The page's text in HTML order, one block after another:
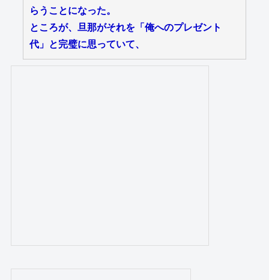
らうことになった。
ところが、旦那がそれを「俺へのプレゼント
代」と完璧に思っていて、